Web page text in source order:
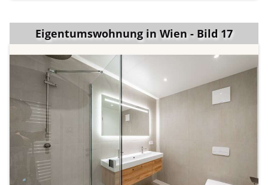
Eigentumswohnung in Wien - Bild 17